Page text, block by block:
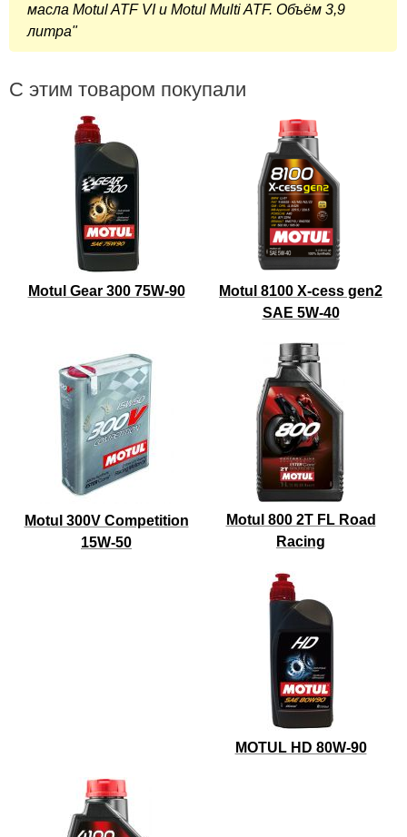
масла Motul ATF VI и Motul Multi ATF. Oбъём 3,9
литра
С этим товаром покупали
Motul Gear 300 75W-90
Motul 8100 X-cess gen2
SAE 5W-40
Motul 300V Competition
15W-50
Motul 800 2T FL Road
Racing
MOTUL HD 80W-90